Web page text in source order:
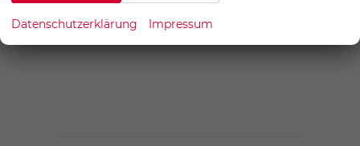
Datenschutzerklärung Impressum